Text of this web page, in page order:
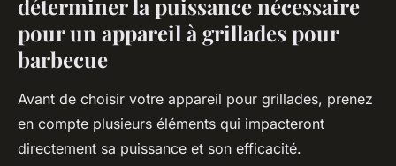
déterminer la puissance nécessaire
pour un appareil à grillades pour
barbecue
Avant de choisir votre appareil pour grillades, prenez
en compte plusieurs éléments qui impacteront
directement sa puissance et son efficacité.